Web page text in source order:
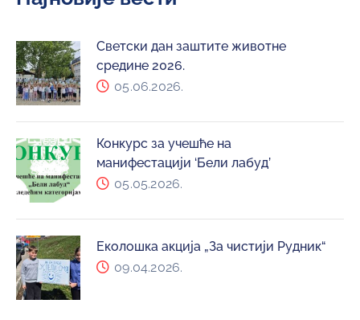
Светски дан заштите животне
средине 2026.
05.06.2026.
Конкурс за учешће на
манифестацији ‘Бели лабуд’
05.05.2026.
Еколошка акција „За чистији Рудник“
09.04.2026.